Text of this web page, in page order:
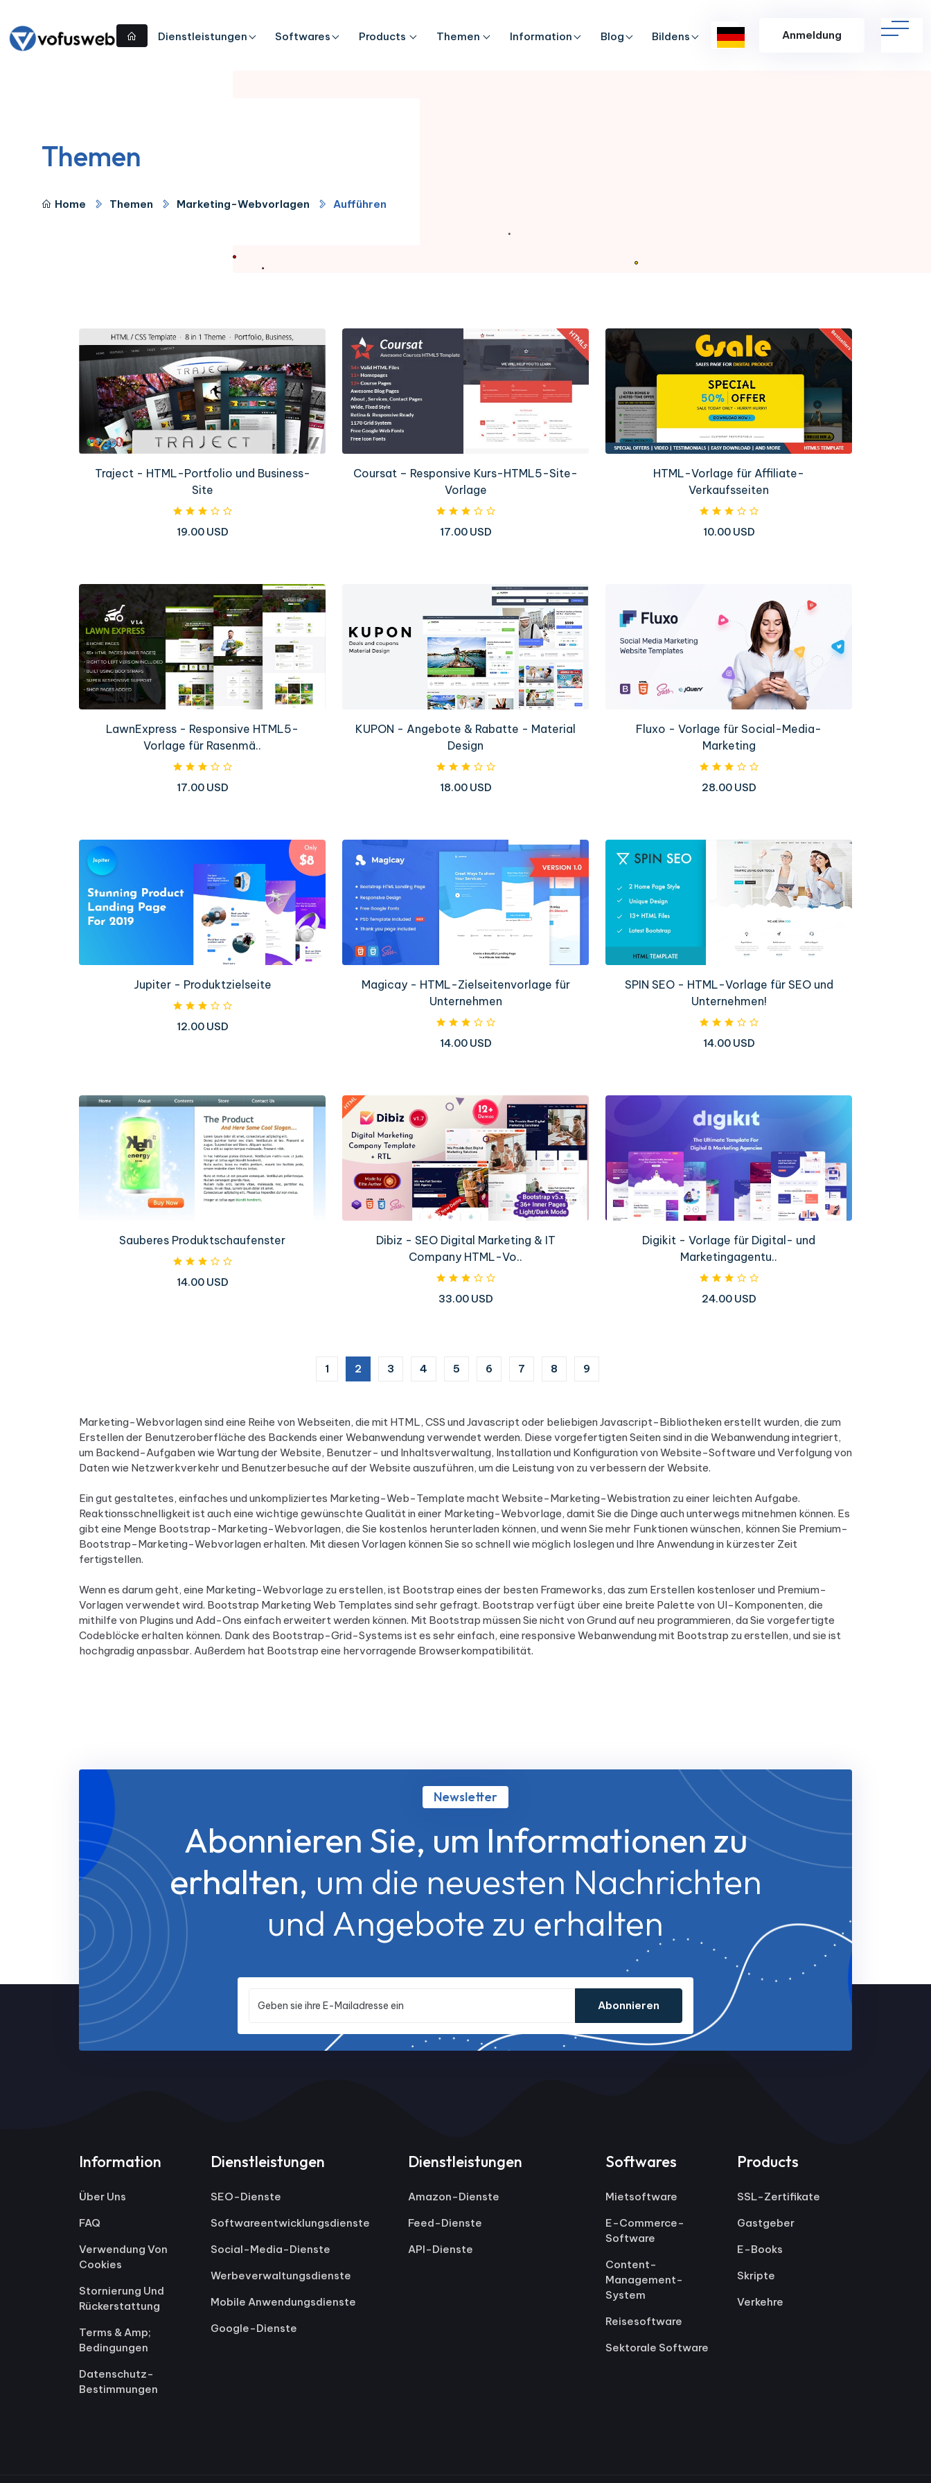
Dienstleistungen Softwares Products Themen Information Blog Bildens Anmeldung
Themen
Home Themen Marketing-Webvorlagen Aufführen
Traject - HTML-Portfolio und Business-
Site
19.00 USD
Coursat – Responsive Kurs-HTML5-Site-
Vorlage
17.00 USD
HTML-Vorlage für Affiliate-
Verkaufsseiten
10.00 USD
LawnExpress - Responsive HTML5-
Vorlage für Rasenmä..
17.00 USD
KUPON - Angebote & Rabatte - Material
Design
18.00 USD
Fluxo - Vorlage für Social-Media-
Marketing
28.00 USD
Jupiter - Produktzielseite
12.00 USD
Magicay - HTML-Zielseitenvorlage für
Unternehmen
14.00 USD
SPIN SEO - HTML-Vorlage für SEO und
Unternehmen!
14.00 USD
Sauberes Produktschaufenster
14.00 USD
Dibiz - SEO Digital Marketing & IT
Company HTML-Vo..
33.00 USD
Digikit - Vorlage für Digital- und
Marketingagentu..
24.00 USD
1 2(current)
3 4 5 6 7 8 9
Marketing-Webvorlagen sind eine Reihe von Webseiten, die mit HTML, CSS und Javascript oder beliebigen Javascript-Bibliotheken erstellt wurden, die zum
Erstellen der Benutzeroberfläche des Backends einer Webanwendung verwendet werden. Diese vorgefertigten Seiten sind in die Webanwendung integriert,
um Backend-Aufgaben wie Wartung der Website, Benutzer- und Inhaltsverwaltung, Installation und Konfiguration von Website-Software und Verfolgung von
Daten wie Netzwerkverkehr und Benutzerbesuche auf der Website auszuführen, um die Leistung von zu verbessern der Website.
Ein gut gestaltetes, einfaches und unkompliziertes Marketing-Web-Template macht Website-Marketing-Webistration zu einer leichten Aufgabe.
Reaktionsschnelligkeit ist auch eine wichtige gewünschte Qualität in einer Marketing-Webvorlage, damit Sie die Dinge auch unterwegs mitnehmen können. Es
gibt eine Menge Bootstrap-Marketing-Webvorlagen, die Sie kostenlos herunterladen können, und wenn Sie mehr Funktionen wünschen, können Sie Premium-
Bootstrap-Marketing-Webvorlagen erhalten. Mit diesen Vorlagen können Sie so schnell wie möglich loslegen und Ihre Anwendung in kürzester Zeit
fertigstellen.
Wenn es darum geht, eine Marketing-Webvorlage zu erstellen, ist Bootstrap eines der besten Frameworks, das zum Erstellen kostenloser und Premium-
Vorlagen verwendet wird. Bootstrap Marketing Web Templates sind sehr gefragt. Bootstrap verfügt über eine breite Palette von UI-Komponenten, die
mithilfe von Plugins und Add-Ons einfach erweitert werden können. Mit Bootstrap müssen Sie nicht von Grund auf neu programmieren, da Sie vorgefertigte
Codeblöcke erhalten können. Dank des Bootstrap-Grid-Systems ist es sehr einfach, eine responsive Webanwendung mit Bootstrap zu erstellen, und sie ist
hochgradig anpassbar. Außerdem hat Bootstrap eine hervorragende Browserkompatibilität.
Newsletter
Abonnieren Sie, um Informationen zu
erhalten, um die neuesten Nachrichten
und Angebote zu erhalten
Abonnieren
Information
Über Uns
FAQ
Verwendung Von
Cookies
Stornierung Und
Rückerstattung
Terms & Amp;
Bedingungen
Datenschutz-
Bestimmungen
Dienstleistungen
SEO-Dienste
Softwareentwicklungsdienste
Social-Media-Dienste
Werbeverwaltungsdienste
Mobile Anwendungsdienste
Google-Dienste
Dienstleistungen
Amazon-Dienste
Feed-Dienste
API-Dienste
Softwares
Mietsoftware
E-Commerce-
Software
Content-
Management-
System
Reisesoftware
Sektorale Software
Products
SSL-Zertifikate
Gastgeber
E-Books
Skripte
Verkehre